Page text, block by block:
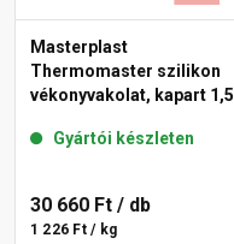
Masterplast
Thermomaster szilikon
vékonyvakolat, kapart 1,5
Gyártói készleten
30 660 Ft / db
1 226 Ft / kg